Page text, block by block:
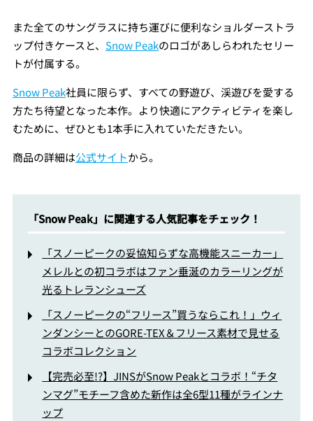
また全てのサングラスに持ち運びに便利なショルダーストラ
ップ付きケースと、 Snow Peakのロゴがあしらわれたセリー
トが付属する。
Snow Peak社員に限らず、すべての野遊び、渓遊びを愛する
方たち待望となった本作。より快適にアクティビティを楽し
むために、ぜひとも1本手に入れていただきたい。
商品の詳細は公式サイトから。
「Snow Peak」に関連する人気記事をチェック！
「スノーピークの妥協知らずな高機能スニーカー」
メレルとの初コラボはファン垂涎のカラーリングが
光るトレランシューズ
「スノーピークの“フリース”買うならこれ！」ウィ
ンダンシーとのGORE-TEX＆フリース素材で見せる
コラボコレクション
【完売必至!?】JINSがSnow Peakとコラボ！“チタ
ンマグ”モチーフ含めた新作は全6型11種がラインナ
ップ